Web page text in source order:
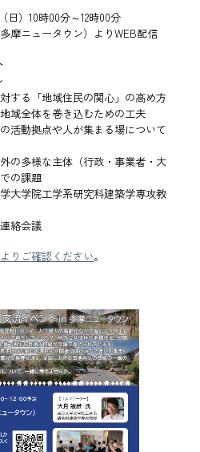
日）10時00分～12時00分
摩ニュータウン）よりWEB配信
る「地域住民の関心」の高め方
域全体を巻き込むための工夫
動拠点や人が集まる場について
多様な主体（行政・事業者・大
の課題
大学院工学系研究科建築学専攻教
絡会議
りご確認ください。